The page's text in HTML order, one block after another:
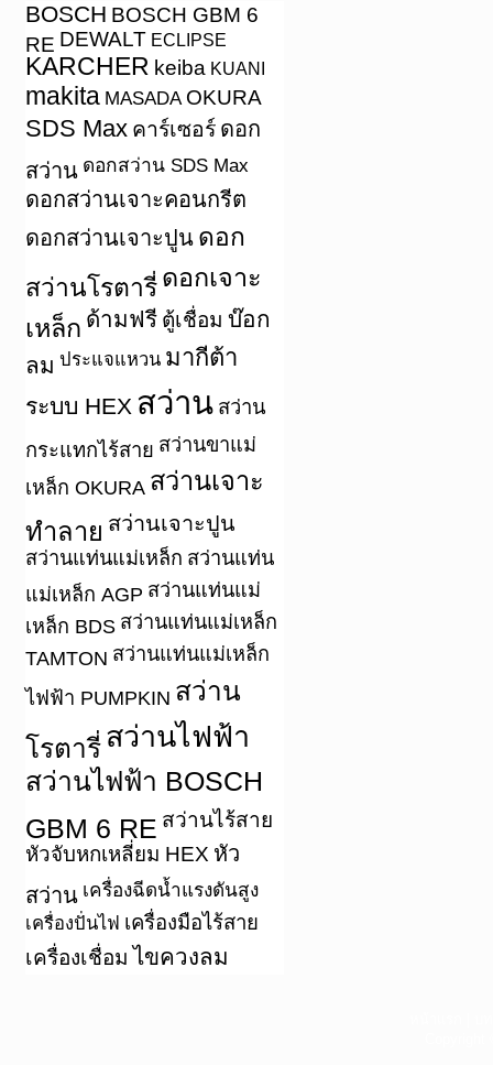
BOSCH BOSCH GBM 6
RE DEWALT ECLIPSE
KARCHER keiba KUANI
makita MASADA OKURA
SDS Max คาร์เซอร์ ดอก
สว่าน ดอกสว่าน SDS Max
ดอกสว่านเจาะคอนกรีต
ดอกสว่านเจาะปูน ดอก
สว่านโรตารี่ ดอกเจาะ
เหล็ก ด้ามฟรี ตู้เชื่อม บ๊อก
ลม ประแจแหวน มากีต้า
ระบบ HEX สว่าน สว่าน
กระแทกไร้สาย สว่านขาแม่
เหล็ก OKURA สว่านเจาะ
ทำลาย สว่านเจาะปูน
สว่านแท่นแม่เหล็ก สว่านแท่น
แม่เหล็ก AGP สว่านแท่นแม่
เหล็ก BDS สว่านแท่นแม่เหล็ก
TAMTON สว่านแท่นแม่เหล็ก
ไฟฟ้า PUMPKIN สว่าน
โรตารี่ สว่านไฟฟ้า
สว่านไฟฟ้า BOSCH
GBM 6 RE สว่านไร้สาย
หัวจับหกเหลี่ยม HEX หัว
สว่าน เครื่องฉีดน้ำแรงดันสูง
เครื่องปั่นไฟ เครื่องมือไร้สาย
เครื่องเชื่อม ไขควงลม